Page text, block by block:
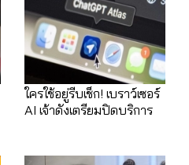
ใครใช้อยู่รีบเช็ก! เบราว์เซอร์
AI เจ้าดังเตรียมปิดบริการ